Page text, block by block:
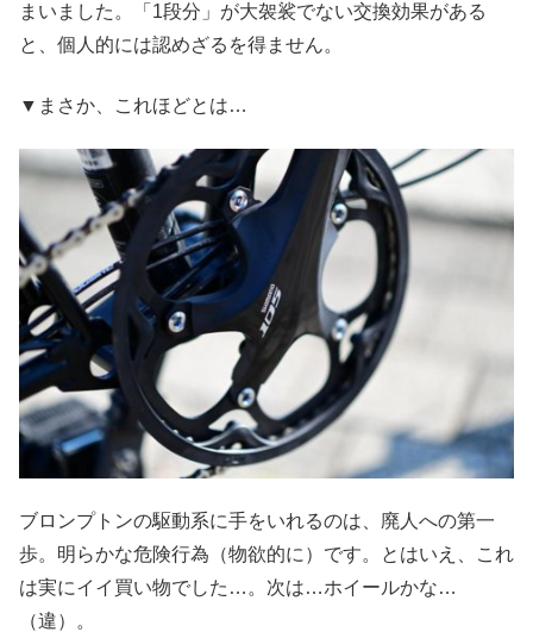
まいました。「1段分」が大袈裟でない交換効果がある
と、個人的には認めざるを得ません。
▼まさか、これほどとは…
ブロンプトンの駆動系に手をいれるのは、廃人への第一
歩。明らかな危険行為（物欲的に）です。とはいえ、これ
は実にイイ買い物でした…。次は…ホイールかな…
（違）。